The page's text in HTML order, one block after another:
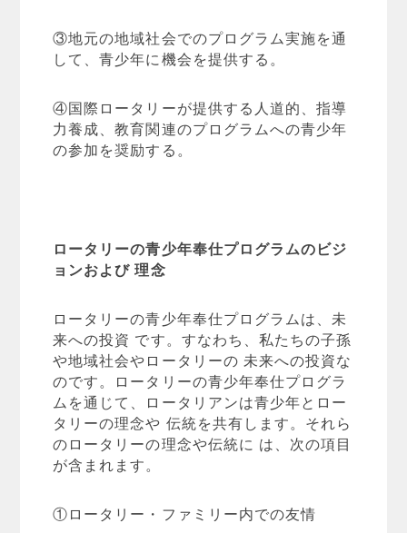
③地元の地域社会でのプログラム実施を通
して、青少年に機会を提供する。
④国際ロータリーが提供する人道的、指導
力養成、教育関連のプログラムへの青少年
の参加を奨励する。
ロータリーの青少年奉仕プログラムのビジ
ョンおよび理念
ロータリーの青少年奉仕プログラムは、未
来への投資 です。すなわち、私たちの子孫
や地域社会やロータリーの 未来への投資な
のです。ロータリーの青少年奉仕プログラ
ムを通じて、ロータリアンは青少年とロー
タリーの理念や 伝統を共有します。それら
のロータリーの理念や伝統に は、次の項目
が含まれます。
①ロータリー・ファミリー内での友情